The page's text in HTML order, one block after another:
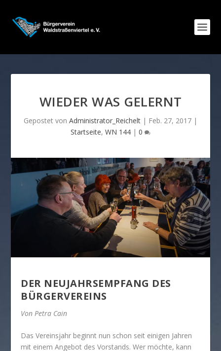
WIEDER WAS GELERNT
Gepostet von Administrator_Reichelt | Feb. 27, 2017 |
Startseite, WN 144 | 0
DER NEUJAHRSEMPFANG DES
BÜRGERVEREINS
Von Petra Cain
Das Vereinsjahr beginnt nun schon seit einigen Jahren
mit einem Angebot des Vorstands. Wer möchte, kann